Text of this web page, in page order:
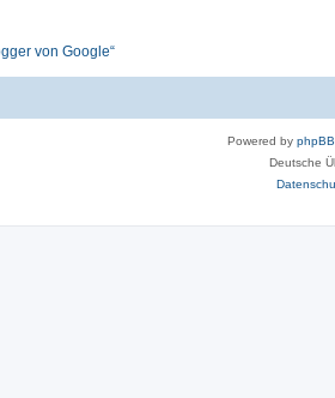
von Google“
Powered by phpBB
Deutsche